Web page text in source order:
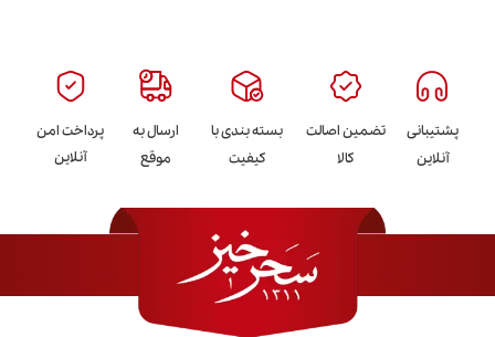
پشتیبانی
آنلاین
تضمین اصالت
کالا
بسته بندی با
کیفیت
ارسال به
موقع
پرداخت امن
آنلاین